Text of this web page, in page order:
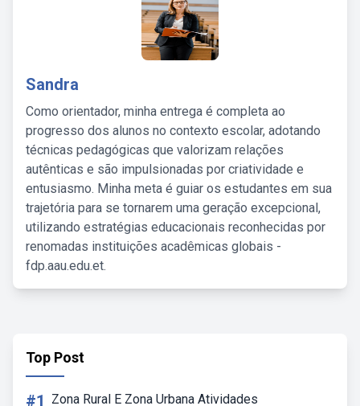
Sandra
Como orientador, minha entrega é completa ao
progresso dos alunos no contexto escolar, adotando
técnicas pedagógicas que valorizam relações
autênticas e são impulsionadas por criatividade e
entusiasmo. Minha meta é guiar os estudantes em sua
trajetória para se tornarem uma geração excepcional,
utilizando estratégias educacionais reconhecidas por
renomadas instituições acadêmicas globais -
fdp.aau.edu.et.
Top Post
#1 Zona Rural E Zona Urbana Atividades